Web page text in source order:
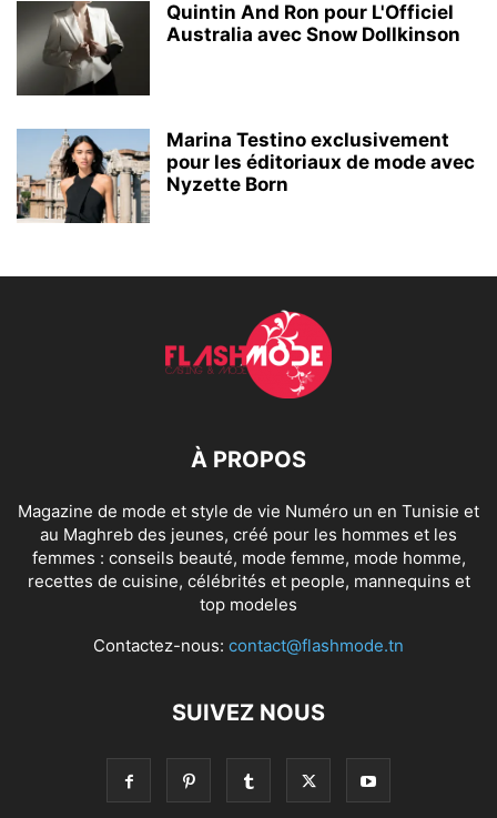
Quintin And Ron pour L'Officiel
Australia avec Snow Dollkinson
Marina Testino exclusivement
pour les éditoriaux de mode avec
Nyzette Born
À PROPOS
Magazine de mode et style de vie Numéro un en Tunisie et
au Maghreb des jeunes, créé pour les hommes et les
femmes : conseils beauté, mode femme, mode homme,
recettes de cuisine, célébrités et people, mannequins et
top modeles
Contactez-nous: contact@flashmode.tn
SUIVEZ NOUS